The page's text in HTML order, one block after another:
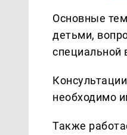
Основные
детьми,
специальной
необходимо
Также